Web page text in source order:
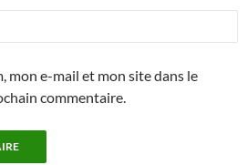
mon e-mail et mon site dans le
commentaire.